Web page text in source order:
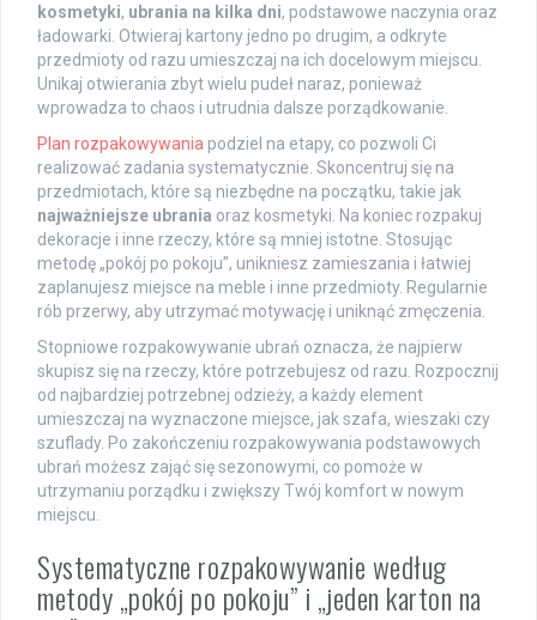
kosmetyki, ubrania na kilka dni, podstawowe naczynia oraz
ładowarki. Otwieraj kartony jedno po drugim, a odkryte
przedmioty od razu umieszczaj na ich docelowym miejscu.
Unikaj otwierania zbyt wielu pudeł naraz, ponieważ
wprowadza to chaos i utrudnia dalsze porządkowanie.
Plan rozpakowywania podziel na etapy, co pozwoli Ci
realizować zadania systematycznie. Skoncentruj się na
przedmiotach, które są niezbędne na początku, takie jak
najważniejsze ubrania oraz kosmetyki. Na koniec rozpakuj
dekoracje i inne rzeczy, które są mniej istotne. Stosując
metodę „pokój po pokoju”, unikniesz zamieszania i łatwiej
zaplanujesz miejsce na meble i inne przedmioty. Regularnie
rób przerwy, aby utrzymać motywację i uniknąć zmęczenia.
Stopniowe rozpakowywanie ubrań oznacza, że najpierw
skupisz się na rzeczy, które potrzebujesz od razu. Rozpocznij
od najbardziej potrzebnej odzieży, a każdy element
umieszczaj na wyznaczone miejsce, jak szafa, wieszaki czy
szuflady. Po zakończeniu rozpakowywania podstawowych
ubrań możesz zająć się sezonowymi, co pomoże w
utrzymaniu porządku i zwiększy Twój komfort w nowym
miejscu.
Systematyczne rozpakowywanie według
metody „pokój po pokoju” i „jeden karton na